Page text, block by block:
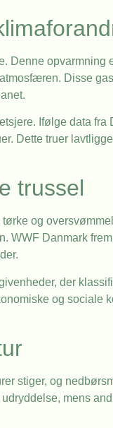
Denne opvarmning
Disse
Ifølge data
Dette truer
trussel
og
WWF Danmark
der
og sociale
stiger, og
mens